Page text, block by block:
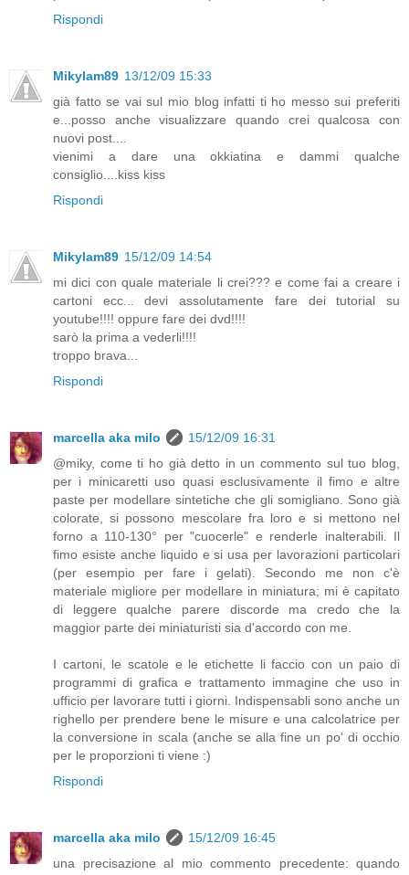
Rispondi
Mikylam89 13/12/09 15:33
già fatto se vai sul mio blog infatti ti ho messo sui preferiti
e...posso anche visualizzare quando crei qualcosa con
nuovi post....
vienimi a dare una okkiatina e dammi qualche
consiglio....kiss kiss
Rispondi
Mikylam89 15/12/09 14:54
mi dici con quale materiale li crei??? e come fai a creare i
cartoni ecc... devi assolutamente fare dei tutorial su
youtube!!!! oppure fare dei dvd!!!!
sarò la prima a vederli!!!!
troppo brava...
Rispondi
marcella aka milo
15/12/09 16:31
@miky, come ti ho già detto in un commento sul tuo blog,
per i minicaretti uso quasi esclusivamente il fimo e altre
paste per modellare sintetiche che gli somigliano. Sono già
colorate, si possono mescolare fra loro e si mettono nel
forno a 110-130° per "cuocerle" e renderle inalterabili. Il
fimo esiste anche liquido e si usa per lavorazioni particolari
(per esempio per fare i gelati). Secondo me non c'è
materiale migliore per modellare in miniatura; mi è capitato
di leggere qualche parere discorde ma credo che la
maggior parte dei miniaturisti sia d'accordo con me.
I cartoni, le scatole e le etichette li faccio con un paio di
programmi di grafica e trattamento immagine che uso in
ufficio per lavorare tutti i giorni. Indispensabli sono anche un
righello per prendere bene le misure e una calcolatrice per
la conversione in scala (anche se alla fine un po' di occhio
per le proporzioni ti viene :)
Rispondi
marcella aka milo
15/12/09 16:45
una precisazione al mio commento precedente: quando